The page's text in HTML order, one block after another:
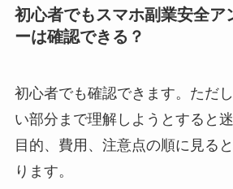
初心者でもスマホ副業安全ア
ーは確認できる？
初心者でも確認できます。ただ
い部分まで理解しようとすると
目的、費用、注意点の順に見る
ります。